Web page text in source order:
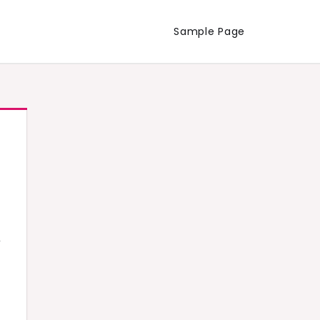
Sample Page